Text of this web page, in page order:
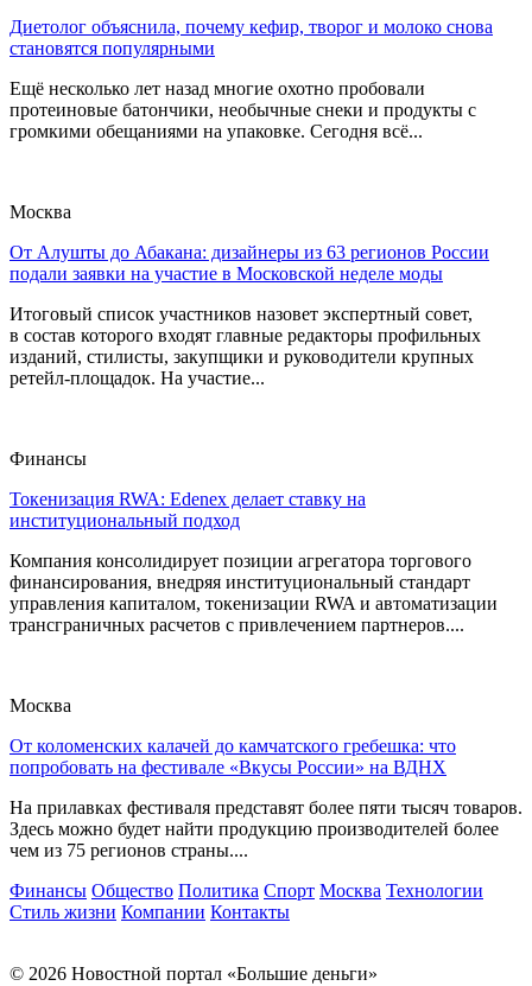
Диетолог объяснила, почему кефир, творог и молоко снова
становятся популярными
Ещё несколько лет назад многие охотно пробовали
протеиновые батончики, необычные снеки и продукты с
громкими обещаниями на упаковке. Сегодня всё...
Москва
От Алушты до Абакана: дизайнеры из 63 регионов России
подали заявки на участие в Московской неделе моды
Итоговый список участников назовет экспертный совет,
в состав которого входят главные редакторы профильных
изданий, стилисты, закупщики и руководители крупных
ретейл-площадок. На участие...
Финансы
Токенизация RWA: Edenex делает ставку на
институциональный подход
Компания консолидирует позиции агрегатора торгового
финансирования, внедряя институциональный стандарт
управления капиталом, токенизации RWA и автоматизации
трансграничных расчетов с привлечением партнеров....
Москва
От коломенских калачей до камчатского гребешка: что
попробовать на фестивале «Вкусы России» на ВДНХ
На прилавках фестиваля представят более пяти тысяч товаров.
Здесь можно будет найти продукцию производителей более
чем из 75 регионов страны....
Финансы Общество Политика Спорт Москва Технологии
Стиль жизни Компании Контакты
© 2026 Новостной портал «Большие деньги»